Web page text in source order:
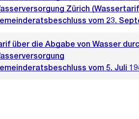
Zürich
vom 23.
über die Abgabe von Wasser
vom 5. Juli